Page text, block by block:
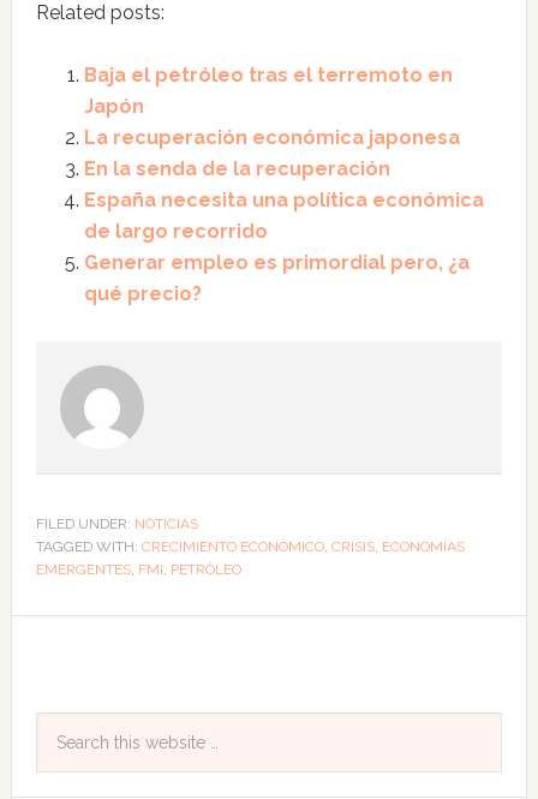
Related posts:
Baja el petróleo tras el terremoto en
Japón
La recuperación económica japonesa
En la senda de la recuperación
España necesita una política económica
de largo recorrido
Generar empleo es primordial pero, ¿a
qué precio?
FILED UNDER: NOTICIAS
TAGGED WITH: CRECIMIENTO ECONÓMICO, CRISIS, ECONOMÍAS
EMERGENTES, FMI, PETRÓLEO